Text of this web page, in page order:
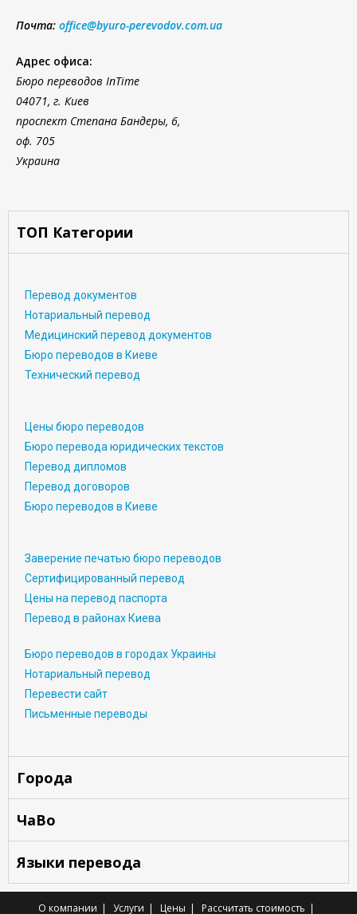
Почта: office@byuro-perevodov.com.ua
Адрес офиса:
Бюро переводов InTime
04071, г. Киев
проспект Степана Бандеры, 6,
оф. 705
Украина
ТОП Категории
Перевод документов
Нотариальный перевод
Медицинский перевод документов
Бюро переводов в Киеве
Технический перевод
Цены бюро переводов
Бюро перевода юридических текстов
Перевод дипломов
Перевод договоров
Бюро переводов в Киеве
Заверение печатью бюро переводов
Сертифицированный перевод
Цены на перевод паспорта
Перевод в районах Киева
Бюро переводов в городах Украины
Нотариальный перевод
Перевести сайт
Письменные переводы
Города
ЧаВо
Языки перевода
О компании Услуги Цены Рассчитать стоимость